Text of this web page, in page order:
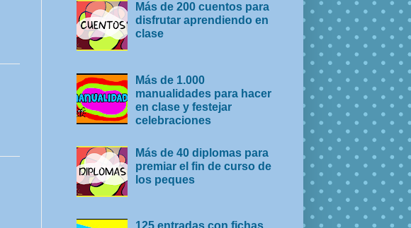
Más de 200 cuentos para
disfrutar aprendiendo en
clase
Más de 1.000
manualidades para hacer
en clase y festejar
celebraciones
Más de 40 diplomas para
premiar el fin de curso de
los peques